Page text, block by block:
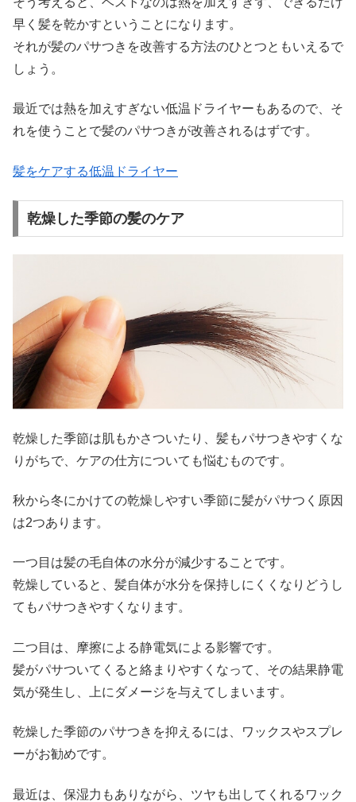
早く髪を乾かすということになります。
それが髪のパサつきを改善する方法のひとつともいえるで
しょう。
最近では熱を加えすぎない低温ドライヤーもあるので、そ
れを使うことで髪のパサつきが改善されるはずです。
髪をケアする低温ドライヤー
乾燥した季節の髪のケア
乾燥した季節は肌もかさついたり、髪もパサつきやすくな
りがちで、ケアの仕方についても悩むものです。
秋から冬にかけての乾燥しやすい季節に髪がパサつく原因
は2つあります。
一つ目は髪の毛自体の水分が減少することです。
乾燥していると、髪自体が水分を保持しにくくなりどうし
てもパサつきやすくなります。
二つ目は、摩擦による静電気による影響です。
髪がパサついてくると絡まりやすくなって、その結果静電
気が発生し、上にダメージを与えてしまいます。
乾燥した季節のパサつきを抑えるには、ワックスやスプレ
ーがお勧めです。
最近は、保湿力もありながら、ツヤも出してくれるワック